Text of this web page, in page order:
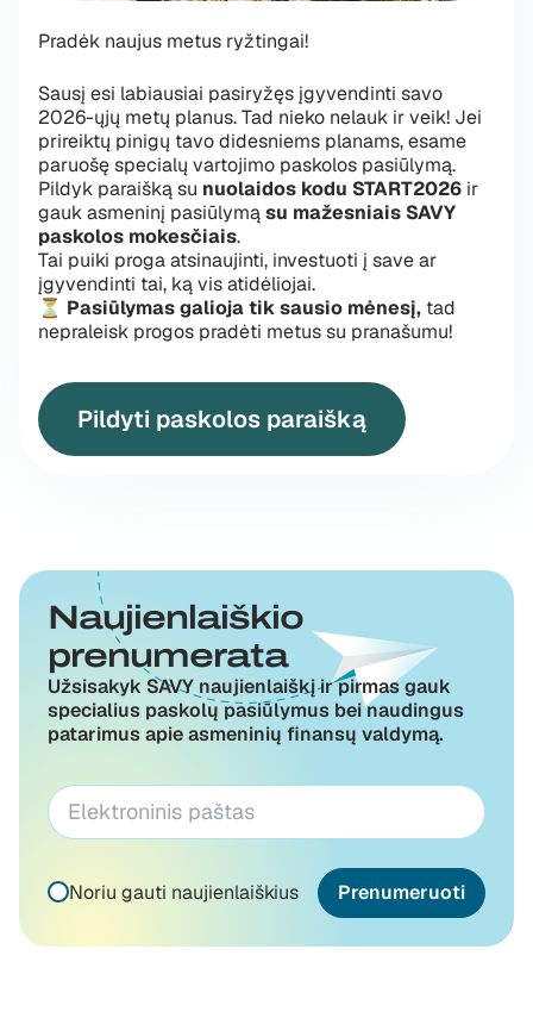
Pradėk naujus metus ryžtingai!
Sausį esi labiausiai pasiryžęs įgyvendinti savo
2026-ųjų metų planus. Tad nieko nelauk ir veik! Jei
prireiktų pinigų tavo didesniems planams, esame
paruošę specialų vartojimo paskolos pasiūlymą.
Pildyk paraišką su nuolaidos kodu START2026 ir
gauk asmeninį pasiūlymąsu mažesniais SAVY
paskolos mokesčiais.
Tai puiki proga atsinaujinti, investuoti į save ar
įgyvendinti tai, ką vis atidėliojai.
⏳ Pasiūlymas galioja tik sausio mėnesį, tad
nepraleisk progos pradėti metus su pranašumu!
Pildyti paskolos paraišką
Naujienlaiškio
prenumerata
Užsisakyk SAVY naujienlaiškį ir pirmas gauk
specialius paskolų pasiūlymus bei naudingus
patarimus apie asmeninių finansų valdymą.
Noriu gauti naujienlaiškius